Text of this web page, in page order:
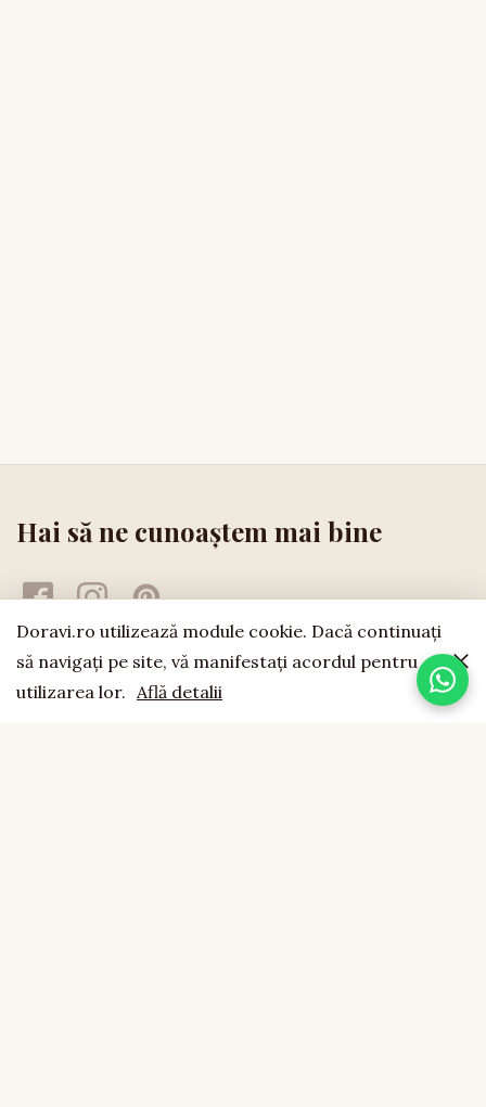
Hai să ne cunoaștem mai bine
Doravi.ro utilizează module cookie. Dacă continuaţi
să navigaţi pe site, vă manifestaţi acordul pentru
utilizarea lor. Află detalii